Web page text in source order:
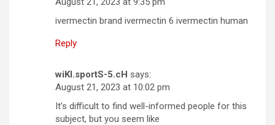
ivermectin brand ivermectin 6 ivermectin human
Reply
wiKI.sportS-5.cH says:
August 21, 2023 at 10:02 pm
It’s difficult to find well-informed people for this
subject, but you seem like